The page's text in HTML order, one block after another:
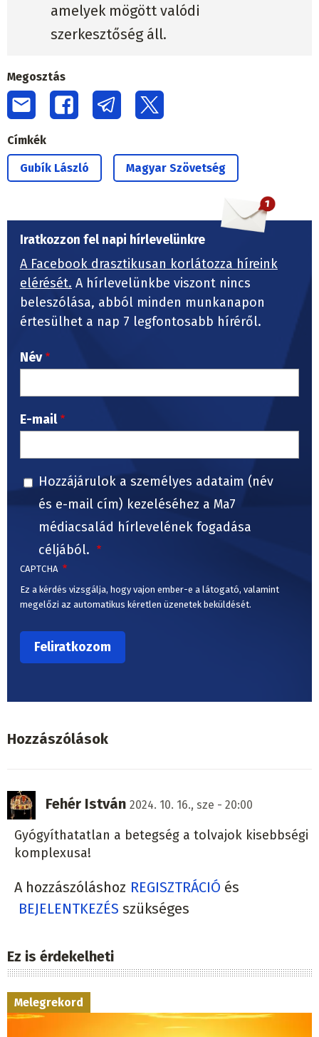
amelyek mögött valódi
szerkesztőség áll.
Megosztás
Címkék
Gubík László Magyar Szövetség
Iratkozzon fel napi hírlevelünkre
A Facebook drasztikusan korlátozza híreink
elérését. A hírlevelünkbe viszont nincs
beleszólása, abból minden munkanapon
értesülhet a nap 7 legfontosabb híréről.
Név
E-mail
Hozzájárulok a személyes adataim (név
és e-mail cím) kezeléséhez a Ma7
médiacsalád hírlevelének fogadása
céljából.
CAPTCHA
Ez a kérdés vizsgálja, hogy vajon ember-e a látogató, valamint
megelőzi az automatikus kéretlen üzenetek beküldését.
Hozzászólások
Fehér István 2024. 10. 16., sze - 20:00
Gyógyíthatatlan a betegség a tolvajok kisebbségi
komplexusa!
A hozzászóláshoz REGISZTRÁCIÓ és
BEJELENTKEZÉS szükséges
Ez is érdekelheti
Melegrekord